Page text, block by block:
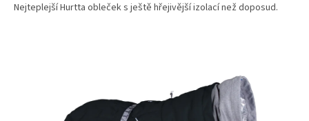
Nejteplejší Hurtta obleček s ještě hřejivější izolací než doposud.